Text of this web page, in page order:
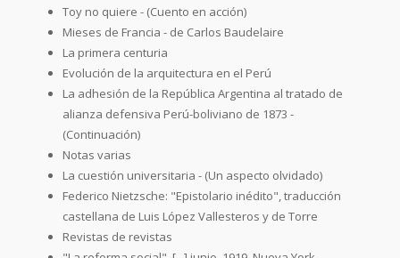
Toy no quiere - (Cuento en acción)
Mieses de Francia - de Carlos Baudelaire
La primera centuria
Evolución de la arquitectura en el Perú
La adhesión de la República Argentina al tratado de
alianza defensiva Perú-boliviano de 1873 -
(Continuación)
Notas varias
La cuestión universitaria - (Un aspecto olvidado)
Federico Nietzsche: "Epistolario inédito", traducción
castellana de Luis López Vallesteros y de Torre
Revistas de revistas